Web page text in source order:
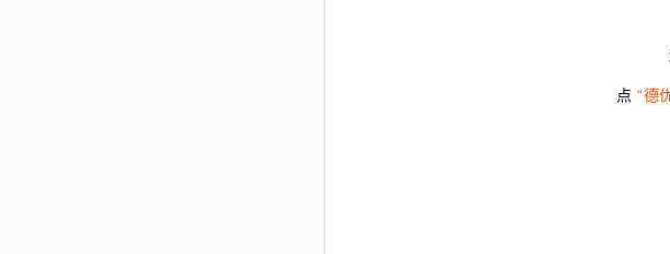
点 “德